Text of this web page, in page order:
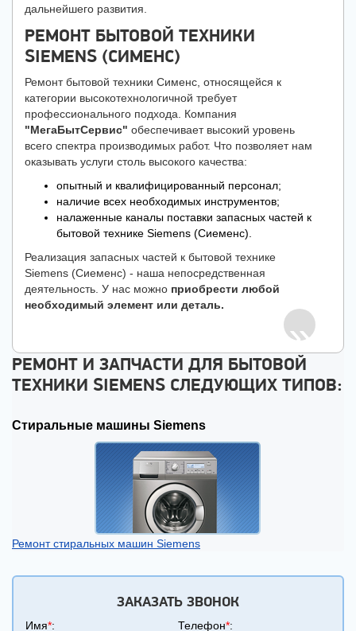
дальнейшего развития.
РЕМОНТ БЫТОВОЙ ТЕХНИКИ
SIEMENS (СИМЕНС)
Ремонт бытовой техники Сименс, относящейся к
категории высокотехнологичной требует
профессионального подхода. Компания
"МегаБытСервис" обеспечивает высокий уровень
всего спектра производимых работ. Что позволяет нам
оказывать услуги столь высокого качества:
опытный и квалифицированный персонал;
наличие всех необходимых инструментов;
налаженные каналы поставки запасных частей к
бытовой технике Siemens (Сиеменс).
Реализация запасных частей к бытовой технике
Siemens (Сиеменс) - наша непосредственная
деятельность. У нас можно приобрести любой
необходимый элемент или деталь.
РЕМОНТ И ЗАПЧАСТИ ДЛЯ БЫТОВОЙ
ТЕХНИКИ SIEMENS СЛЕДУЮЩИХ ТИПОВ:
Cтиральные машины Siemens
Ремонт стиральных машин Siemens
ЗАКАЗАТЬ ЗВОНОК
Имя*: Телефон*: